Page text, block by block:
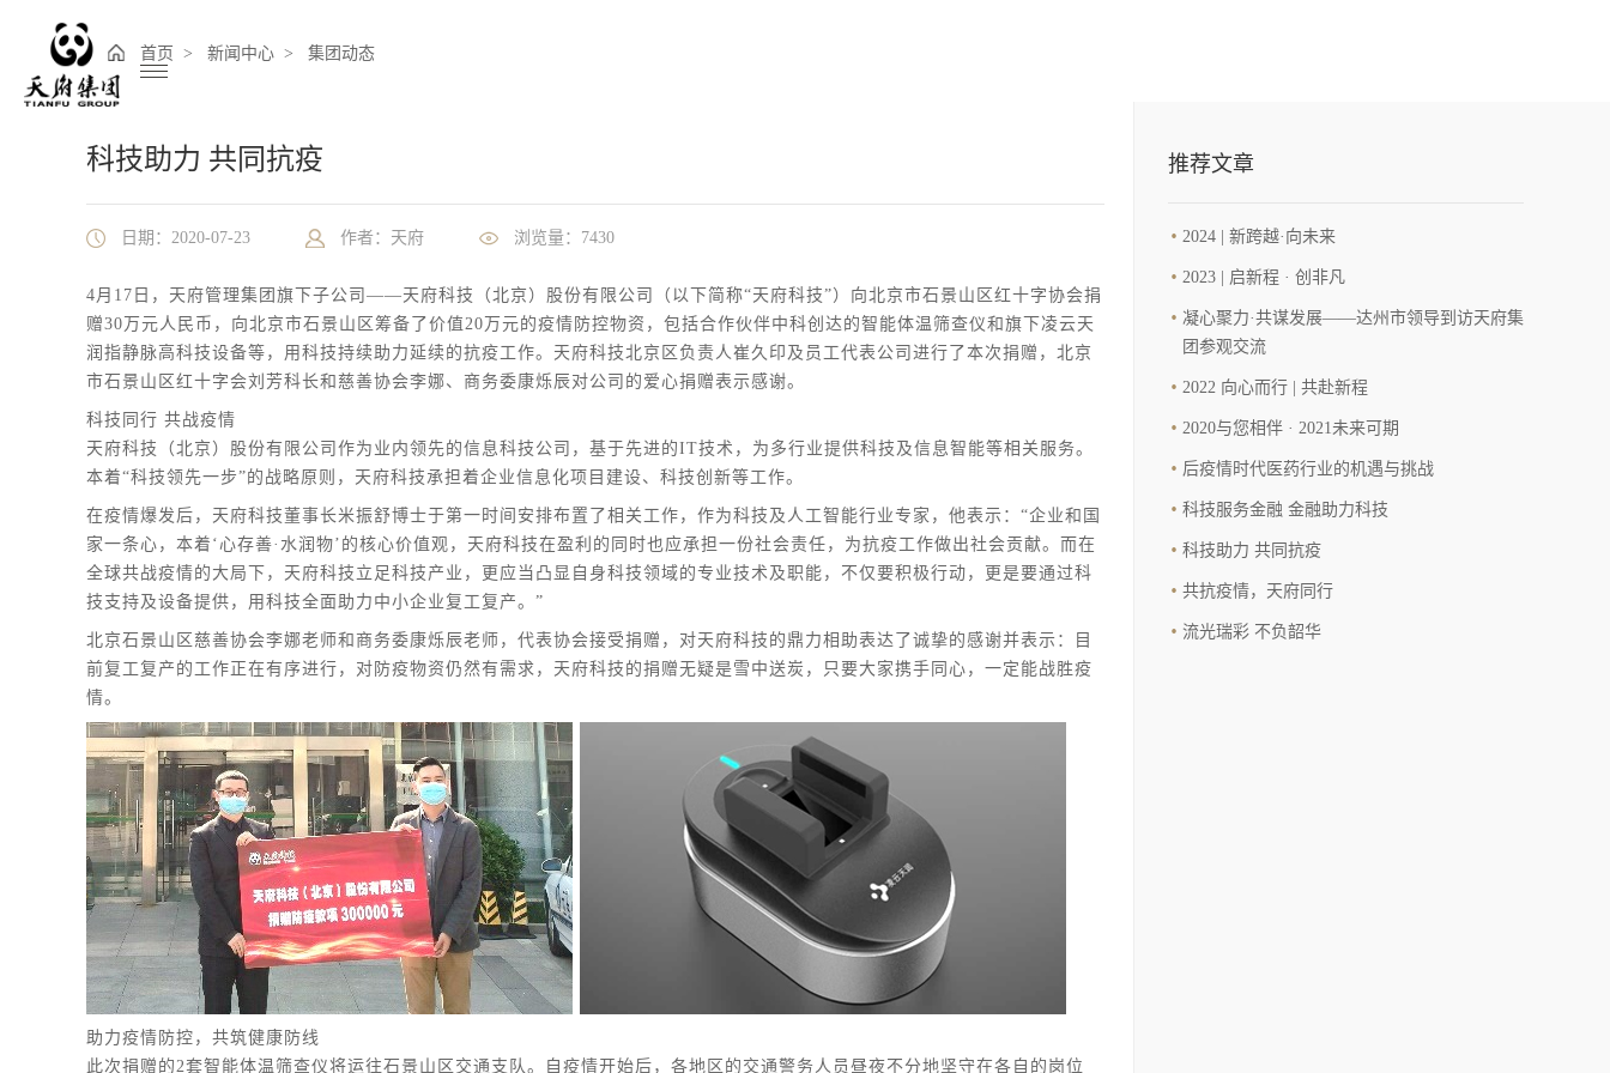
首页 新闻中心 集团动态
科技助力 共同抗疫
日期：2020-07-23 作者：天府 浏览量：7430
4月17日，天府管理集团旗下子公司——天府科技（北京）股份有限公司（以下简称“天府科技”）向北京市石景山区红十字协会捐
赠30万元人民币，向北京市石景山区筹备了价值20万元的疫情防控物资，包括合作伙伴中科创达的智能体温筛查仪和旗下凌云天
润指静脉高科技设备等，用科技持续助力延续的抗疫工作。天府科技北京区负责人崔久印及员工代表公司进行了本次捐赠，北京
市石景山区红十字会刘芳科长和慈善协会李娜、商务委康烁辰对公司的爱心捐赠表示感谢。
科技同行 共战疫情
天府科技（北京）股份有限公司作为业内领先的信息科技公司，基于先进的IT技术，为多行业提供科技及信息智能等相关服务。
本着“科技领先一步”的战略原则，天府科技承担着企业信息化项目建设、科技创新等工作。
在疫情爆发后，天府科技董事长米振舒博士于第一时间安排布置了相关工作，作为科技及人工智能行业专家，他表示：“企业和国
家一条心，本着‘心存善·水润物’的核心价值观，天府科技在盈利的同时也应承担一份社会责任，为抗疫工作做出社会贡献。而在
全球共战疫情的大局下，天府科技立足科技产业，更应当凸显自身科技领域的专业技术及职能，不仅要积极行动，更是要通过科
技支持及设备提供，用科技全面助力中小企业复工复产。”
北京石景山区慈善协会李娜老师和商务委康烁辰老师，代表协会接受捐赠，对天府科技的鼎力相助表达了诚挚的感谢并表示：目
前复工复产的工作正在有序进行，对防疫物资仍然有需求，天府科技的捐赠无疑是雪中送炭，只要大家携手同心，一定能战胜疫
情。
助力疫情防控，共筑健康防线
此次捐赠的2套智能体温筛查仪将运往石景山区交通支队。自疫情开始后，各地区的交通警务人员昼夜不分地坚守在各自的岗位
推荐文章
2024 | 新跨越·向未来
2023 | 启新程 · 创非凡
凝心聚力·共谋发展——达州市领导到访天府集
团参观交流
2022 向心而行 | 共赴新程
2020与您相伴 · 2021未来可期
后疫情时代医药行业的机遇与挑战
科技服务金融 金融助力科技
科技助力 共同抗疫
共抗疫情，天府同行
流光瑞彩 不负韶华